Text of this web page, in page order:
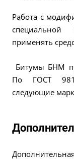
Работа с
специальной
применять
Битумы БНМ
По ГОСТ
следующие